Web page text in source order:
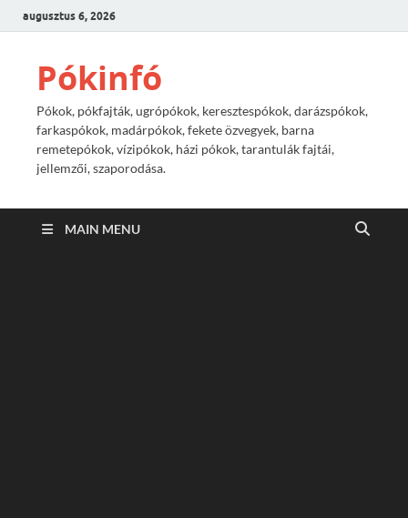
augusztus 6, 2026
Pókinfó
Pókok, pókfajták, ugrópókok, keresztespókok, darázspókok,
farkaspókok, madárpókok, fekete özvegyek, barna
remetepókok, vízipókok, házi pókok, tarantulák fajtái,
jellemzői, szaporodása.
MAIN MENU